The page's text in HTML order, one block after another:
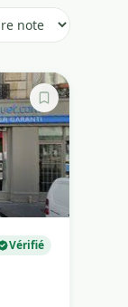
Vérifié